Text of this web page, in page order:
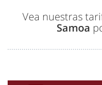
Vea nuestras
Samoa